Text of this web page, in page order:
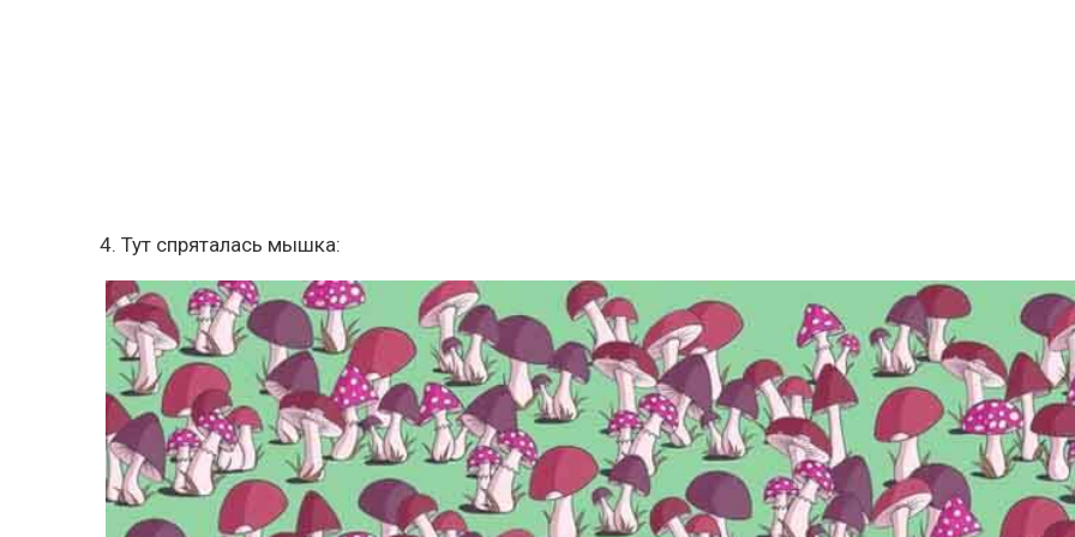
4. Тут спряталась мышка: